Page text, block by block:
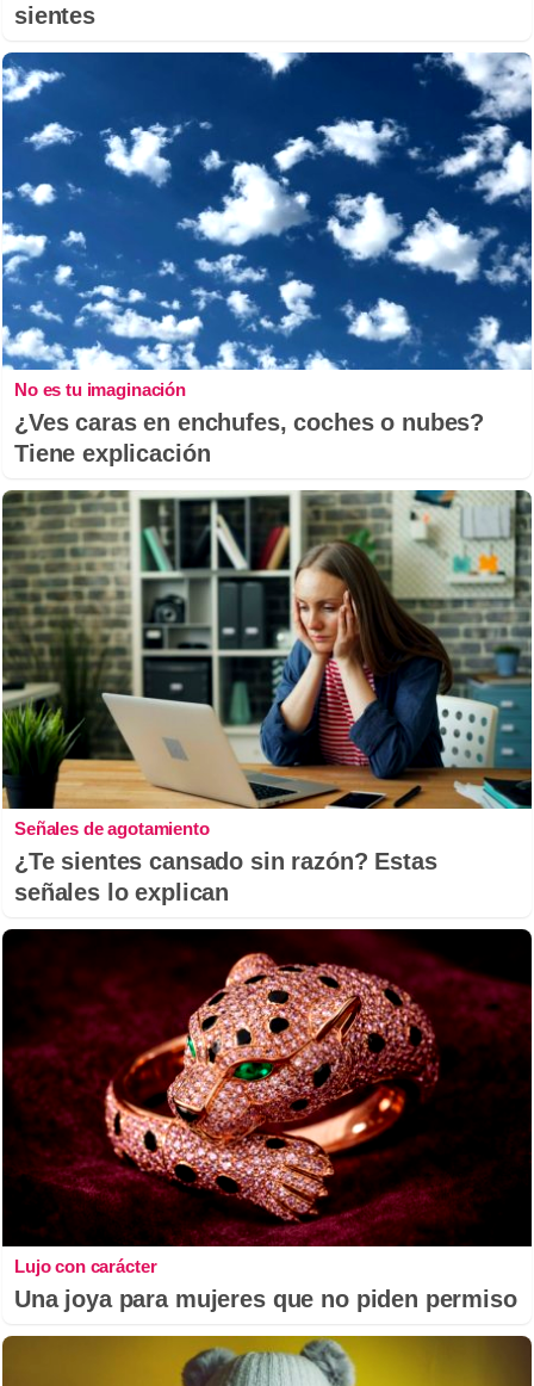
sientes
No es tu imaginación
¿Ves caras en enchufes, coches o nubes?
Tiene explicación
Señales de agotamiento
¿Te sientes cansado sin razón? Estas
señales lo explican
Lujo con carácter
Una joya para mujeres que no piden permiso